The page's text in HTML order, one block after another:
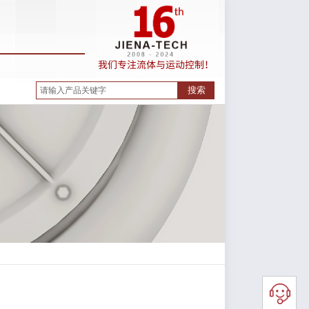
我们专注流体与运动控制！
搜索